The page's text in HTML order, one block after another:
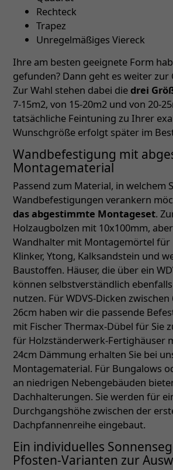
Rechteck
Trapez
Unregelmäßiges Viereck
Ihre am besten geeignete Form
gefunden? Dann geht es weiter zur
Zur Wahl stehen dabei diedrei
7-15m2, von 15-20m2 und von 20-
tatsächliche Feintuning zu Ihrer
Wunschgröße erfolgt später im
Wandbefestigung mit
Montagematerial
Passend zum Material, in welchem
Wandbefestigungen verankern
das abgestimmte Montageset.
Holzaugbolzen mit 10x100mm,
Wandhalter mit Montagemörtel für
Klinker, Ytong, Kalksandstein und
Baustoffen. Häuser, die über ein
können selbstverständlich
nutzen. Für WDVS-Dicken
26cm haben wir die passende
mit Fischer Thermax-Dübel für Sie
für Holzständerwerk-Fertighäuser
24cm Dämmung erhalten Sie bei
Montagematerial. Für Bungalows
an niedrigen Nebengebäuden
Dachhalterungen. Sie werden für
Durchgangshöhe zwischen der
Dachpfannenreihe eingebaut.
Ein individuelles
Pfosten-Varianten zur